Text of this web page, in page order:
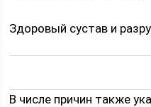
Здоровый сустав и
В числе причин также